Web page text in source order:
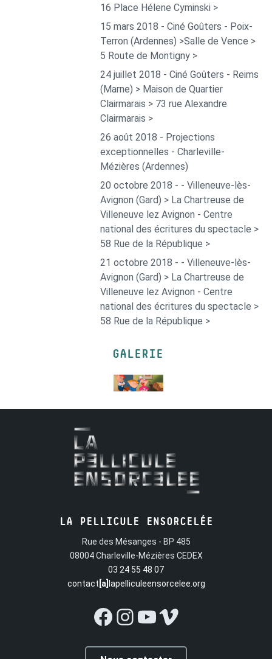
16 Place Hélene Cyminski >
15 mars 2018 - Ciné Goûters - Poix-
Terron (Ardennes) >Salle de Vence >
5 Route de Montigny >
24 juillet 2018 - Ciné Goûters - Reims
(Marne) > Maison de Quartier
Clairmarais > 73 rue Alexandre
Clairmarais >
26 août 2018 - Projections
exceptionnelles - Charleville-
Mézières (Ardennes)
20 octobre 2018 - - Villeneuve-lès-
Avignon (Gard) > La Chartreuse de
Villeneuve lez Avignon - Centre
national des écritures du spectacle >
58 Rue de la République >
21 octobre 2018 - - Villeneuve-lès-
Avignon (Gard) > La Chartreuse de
Villeneuve lez Avignon - Centre
national des écritures du spectacle >
58 Rue de la République >
GALERIE
LA PELLICULE ENSORCELÉE
Rue des Mésanges - BP 485
08004 Charleville-Mézières CEDEX
03 24 55 48 07
contact [a] lapelliculeensorcelee.org
Facebook
Instagram
YouTube
Vimeo